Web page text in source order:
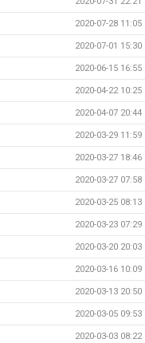
2020-07-28 11:05
2020-07-01 15:30
2020-06-15 16:55
2020-04-22 10:25
2020-04-07 20:44
2020-03-29 11:59
2020-03-27 18:46
2020-03-27 07:58
2020-03-25 08:13
2020-03-23 07:29
2020-03-20 20:03
2020-03-16 10:09
2020-03-13 20:50
2020-03-05 09:53
2020-03-03 08:22